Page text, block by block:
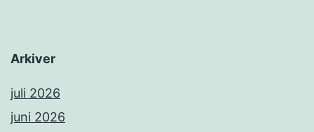
Arkiver
juli 2026
juni 2026